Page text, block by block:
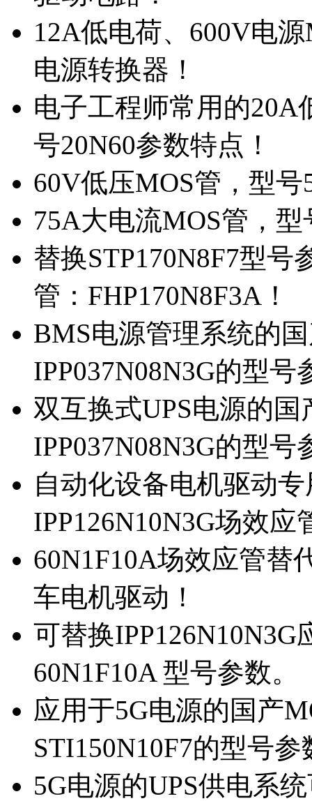
12A低电荷、600V电
电源转换器！
电子工程师常用的20A
号20N60参数特点！
60V低压MOS管，型
75A大电流MOS管，
替换STP170N8F7型
管：FHP170N8F3A！
BMS电源管理系统的
IPP037N08N3G的型号
双互换式UPS电源的
IPP037N08N3G的型号
自动化设备电机驱动
IPP126N10N3G场效应
60N1F10A场效应管替
车电机驱动！
可替换
60N1F10A 型号参数。
应用于5G电源的国产
STI150N10F7的型号参
5G电源的UPS供电系